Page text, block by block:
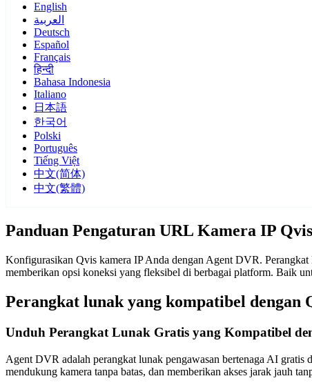
English
العربية
Deutsch
Español
Français
हिन्दी
Bahasa Indonesia
Italiano
日本語
한국어
Polski
Português
Tiếng Việt
中文(简体)
中文(繁體)
Panduan Pengaturan URL Kamera IP Qvis
Konfigurasikan Qvis kamera IP Anda dengan Agent DVR.
memberikan opsi koneksi yang fleksibel di berbagai platform. Baik
Perangkat lunak yang kompatibel dengan
Unduh Perangkat Lunak Gratis yang Kompatibel
Agent DVR adalah perangkat lunak pengawasan bertenaga AI gratis
mendukung kamera tanpa batas, dan memberikan akses jarak jauh